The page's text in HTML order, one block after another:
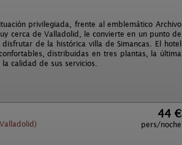
privilegiada, frente al emblemático Archivo
cerca de Valladolid, le convierte en un punto de
de la histórica villa de Simancas. El hotel
distribuidas en tres plantas, la última
calidad de sus servicios.
44 €
pers/noche